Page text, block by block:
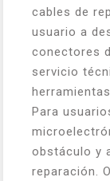
cables de
usuario a
conectores
servicio
Para
obstáculo y
reparación.